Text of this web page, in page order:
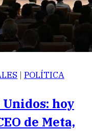
| POLÍTICA
hoy
de Meta,